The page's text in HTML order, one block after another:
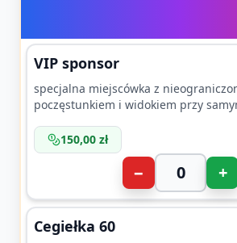
VIP sponsor
specjalna miejscówka z
poczęstunkiem i widokiem przy
150,00 zł
− +
Cegiełka 60